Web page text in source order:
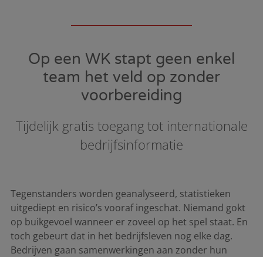
Op een WK stapt geen enkel
team het veld op zonder
voorbereiding
Tijdelijk gratis toegang tot internationale
bedrijfsinformatie
Tegenstanders worden geanalyseerd, statistieken
uitgediept en risico’s vooraf ingeschat. Niemand gokt
op buikgevoel wanneer er zoveel op het spel staat. En
toch gebeurt dat in het bedrijfsleven nog elke dag.
Bedrijven gaan samenwerkingen aan zonder hun